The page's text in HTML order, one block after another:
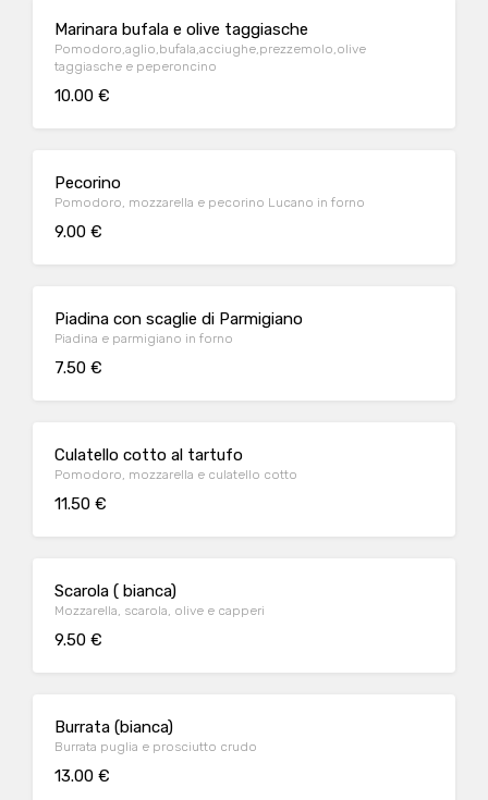
Marinara bufala e olive taggiasche
Pomodoro,aglio,bufala,acciughe,prezzemolo,olive
taggiasche e peperoncino
10.00 €
Pecorino
Pomodoro, mozzarella e pecorino Lucano in forno
9.00 €
Piadina con scaglie di Parmigiano
Piadina e parmigiano in forno
7.50 €
Culatello cotto al tartufo
Pomodoro, mozzarella e culatello cotto
11.50 €
Scarola ( bianca)
Mozzarella, scarola, olive e capperi
9.50 €
Burrata (bianca)
Burrata puglia e prosciutto crudo
13.00 €